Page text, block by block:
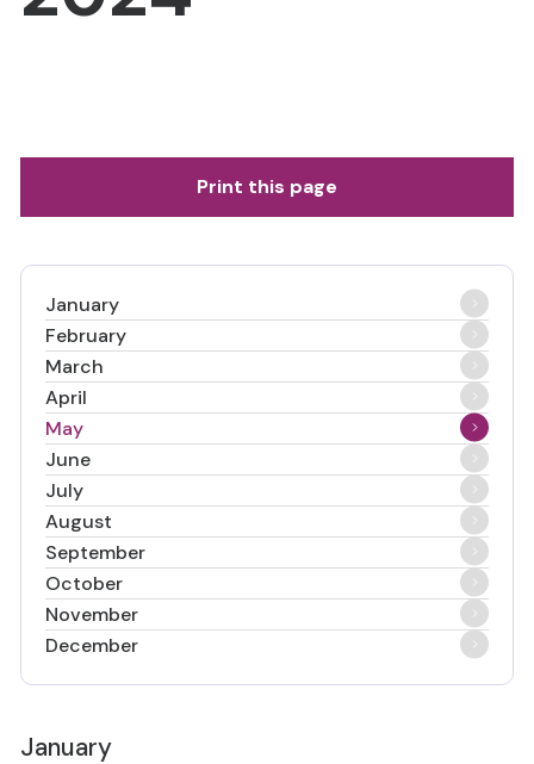
Print this page
January
February
March
April
May
June
July
August
September
October
November
December
January